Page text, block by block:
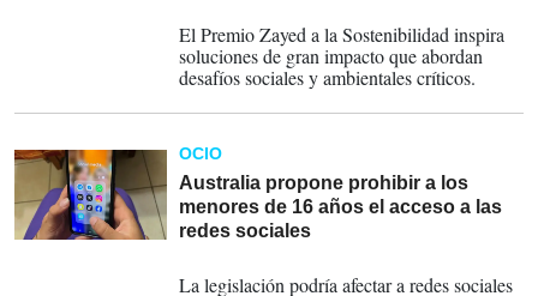
El Premio Zayed a la Sostenibilidad inspira
soluciones de gran impacto que abordan
desafíos sociales y ambientales críticos.
OCIO
Australia propone prohibir a los
menores de 16 años el acceso a las
redes sociales
La legislación podría afectar a redes sociales